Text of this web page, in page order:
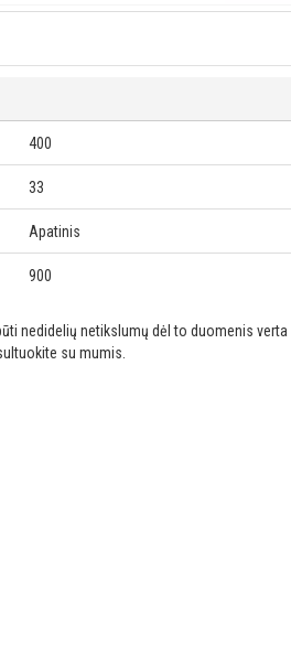
400
33
Apatinis
900
nedidelių netikslumų dėl to duomenis verta
su mumis.